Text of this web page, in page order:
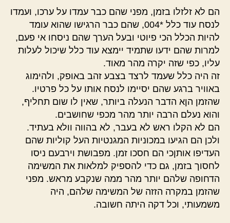
הם לא זלזלו בזמן, מפני שהם כבר עמדו על ערכו, ועמדו
לנסח עוד כלל *004, שהם כבר הרגישו שהוא עומד
להיות הכלל הכי פיוטי ובעל הערך שהם ניסחו אי פעם,
למרות שהם ידעו שתמיד יימצא עוד כלל שיכול לעלות
עליו, כפי שזה יקרה מהר מאוד.
זה היה כלל שעמד לרצד בצבע זהב באופק, ולהימוג
באוויר ברגע שהם יסיימו לנסח אותו על כל פרטיו.
שהזמן הןא הדבר הנעלה ביותר, שאין לו שום תחליף,
והוא נעלם הרבה יותר מהר מכפי שחושבים.
הם לא הקלו ראש לא בעבר, לא בהווה וולא בעתיד.
ולכן הם הגיעו במכוניות המגנטיות העל קוליות שהם
העדיפו אותןכי הם חסכו זמן. מפבושת וירבעם ניסו
לחסוך בזמן, גם כדי להספיק למלאות את המשימה
הדחופה שלהם יותר מהר ממה שנקבע מראש. מפני
שהזמן במקרה הזזה של המשימה שלהם, היה
משמעותי, וכל דקה היתה חשובה.